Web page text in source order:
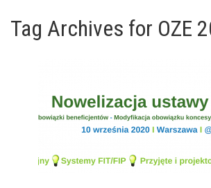
Tag Archives for OZE